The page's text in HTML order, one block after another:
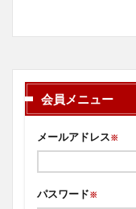
会員メニュー
メールアドレス※
パスワード※